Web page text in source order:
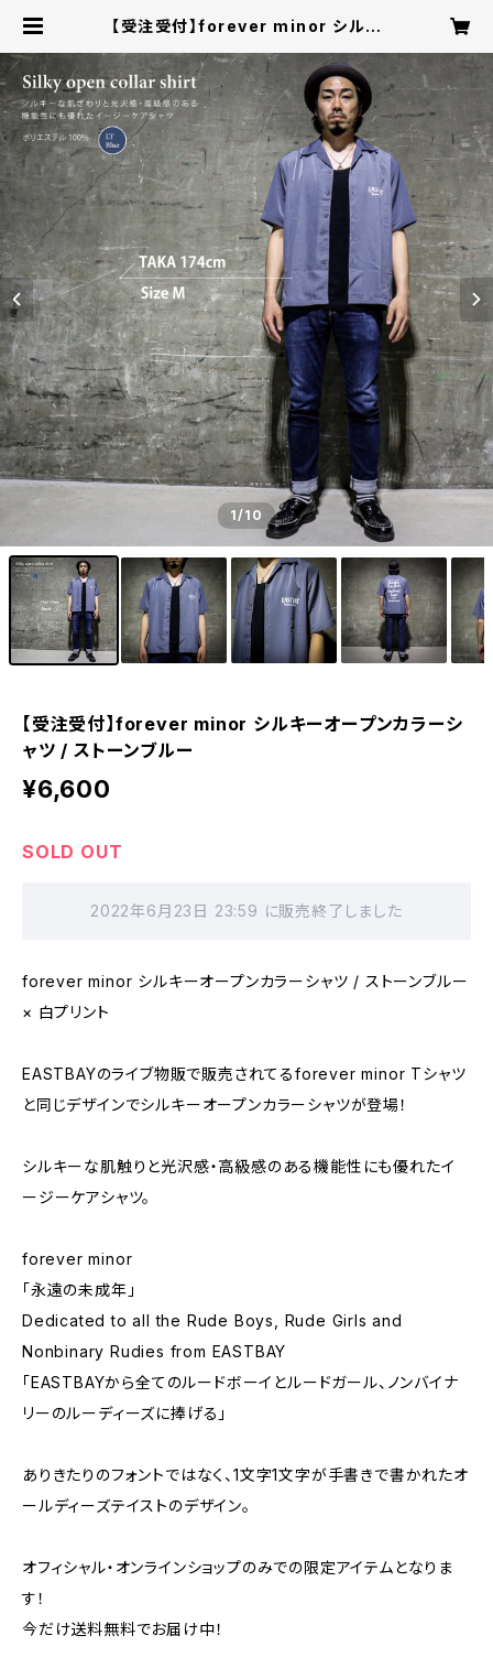
【受注受付】forever minor シルキ
ルー | EASTBAY Official Online
Shop - El Dorado
1/10
【受注受付】forever minor シルキーオープンカラーシ
ャツ / ストーンブルー
¥6,600
SOLD OUT
2022年6月23日 23:59 に販売終了しました
forever minor シルキーオープンカラーシャツ / ストーンブルー
× 白プリント
EASTBAYのライブ物販で販売されてるforever minor Tシャツ
と同じデザインでシルキーオープンカラーシャツが登場！
シルキーな肌触りと光沢感・高級感のある機能性にも優れたイ
ージーケアシャツ。
forever minor
「永遠の未成年」
Dedicated to all the Rude Boys, Rude Girls and
Nonbinary Rudies from EASTBAY
「EASTBAYから全てのルードボーイとルードガール、ノンバイナ
リーのルーディーズに捧げる」
ありきたりのフォントではなく、1文字1文字が手書きで書かれたオ
ールディーズテイストのデザイン。
オフィシャル・オンラインショップのみでの限定アイテムとなりま
す！
今だけ送料無料でお届け中！